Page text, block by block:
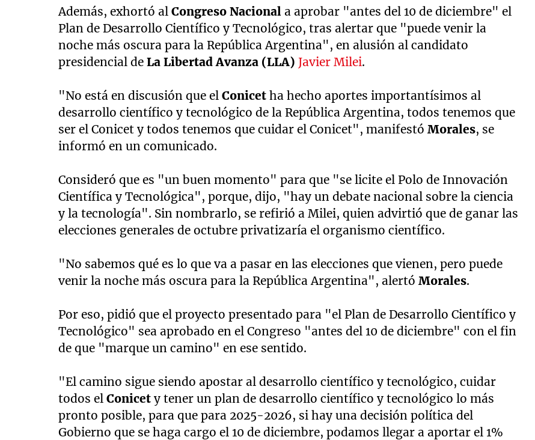
Además, exhortó alCongreso Nacionala aprobar "antes del 10 de diciembre" el
Plan de Desarrollo Científico y Tecnológico, tras alertar que "puede venir la
noche más oscura para la República Argentina", en alusión al candidato
presidencial deLa Libertad Avanza (LLA) Javier Milei.
"No está en discusión que elConicetha hecho aportes importantísimos al
desarrollo científico y tecnológico de la República Argentina, todos tenemos que
ser el Conicet y todos tenemos que cuidar el Conicet", manifestóMorales, se
informó en un comunicado.
Consideró que es "un buen momento" para que "se licite el Polo de Innovación
Científica y Tecnológica", porque, dijo, "hay un debate nacional sobre la ciencia
y la tecnología". Sin nombrarlo, se refirió a Milei, quien advirtió que de ganar las
elecciones generales de octubre privatizaría el organismo científico.
"No sabemos qué es lo que va a pasar en las elecciones que vienen, pero puede
venir la noche más oscura para la República Argentina", alertóMorales.
Por eso, pidió que el proyecto presentado para "el Plan de Desarrollo Científico y
Tecnológico" sea aprobado en el Congreso "antes del 10 de diciembre" con el fin
de que "marque un camino" en ese sentido.
"El camino sigue siendo apostar al desarrollo científico y tecnológico, cuidar
todos elConicety tener un plan de desarrollo científico y tecnológico lo más
pronto posible, para que para 2025-2026, si hay una decisión política del
Gobierno que se haga cargo el 10 de diciembre, podamos llegar a aportar el 1%